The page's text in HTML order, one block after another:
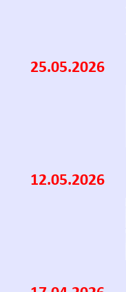
25.05.2026
12.05.2026